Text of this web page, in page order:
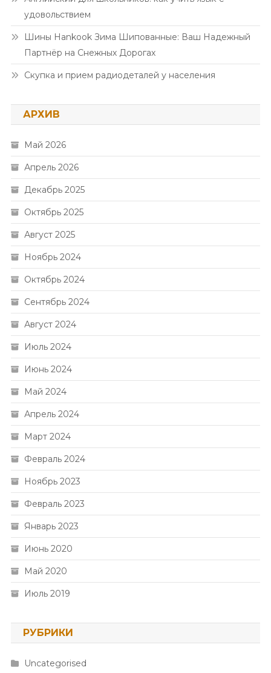
удовольствием
Шины Hankook Зима Шипованные: Ваш Надежный
Партнёр на Снежных Дорогах
Скупка и прием радиодеталей у населения
АРХИВ
Май 2026
Апрель 2026
Декабрь 2025
Октябрь 2025
Август 2025
Ноябрь 2024
Октябрь 2024
Сентябрь 2024
Август 2024
Июль 2024
Июнь 2024
Май 2024
Апрель 2024
Март 2024
Февраль 2024
Ноябрь 2023
Февраль 2023
Январь 2023
Июнь 2020
Май 2020
Июль 2019
РУБРИКИ
Uncategorised